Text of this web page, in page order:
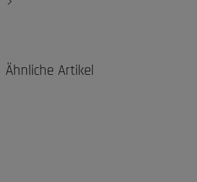
Ähnliche Artikel